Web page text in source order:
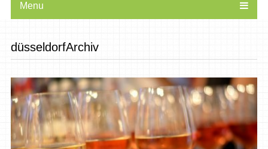
Menu
düsseldorfArchiv